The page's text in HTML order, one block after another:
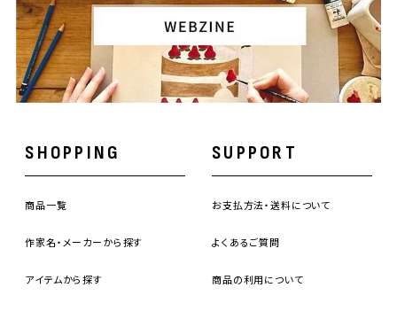
SHOPPING
商品一覧
作家名・メーカーから探す
アイテムから探す
SUPPORT
お支払方法・送料について
よくあるご質問
商品の利用について